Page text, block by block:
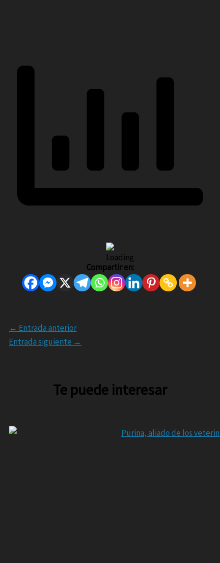
Compartir en:
← Entrada anterior
Entrada siguiente →
Te puede interesar